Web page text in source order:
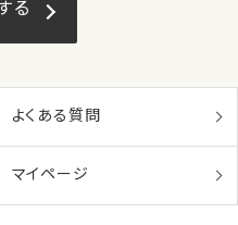
る
よくある質問
マイページ